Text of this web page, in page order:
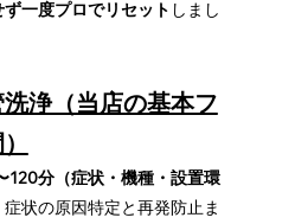
一度プロでリセット しまし
浄（当店の基本フ
120分（症状・機種・設置環
状の原因特定と再発防止ま